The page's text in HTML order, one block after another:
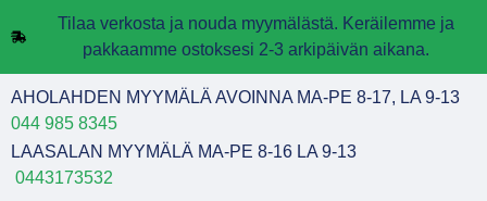
Tilaa verkosta ja nouda myymälästä. Keräilemme ja
pakkaamme ostoksesi 2-3 arkipäivän aikana.
AHOLAHDEN MYYMÄLÄ AVOINNA MA-PE 8-17, LA 9-13
044 985 8345
LAASALAN MYYMÄLÄ MA-PE 8-16 LA 9-13
0443173532